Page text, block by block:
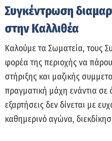
Συγκέντρωση
στην Καλλιθέα
Καλούμε τα Σωματεία, τους
φορέα της περιοχής να
στήριξης και μαζικής
πραγματική μάχη ενάντια σε
εξαρτήσεις δεν δίνεται με
καθημερινό αγώνα,